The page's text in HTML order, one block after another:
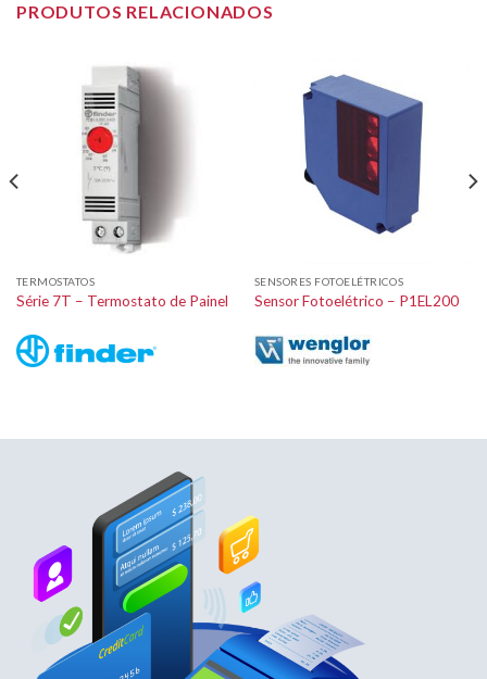
PRODUTOS RELACIONADOS
TERMOSTATOS
Série 7T – Termostato de Painel
SENSORES FOTOELÉTRICOS
Sensor Fotoelétrico – P1EL200